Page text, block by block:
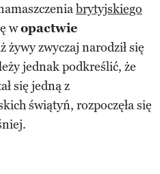
brytyjskiego
wopactwie
żywy zwyczaj narodził się
jednak podkreślić, że
się jedną z
świątyń, rozpoczęła się